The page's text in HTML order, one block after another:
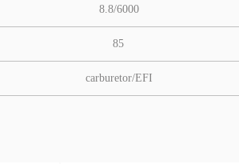
8.8/6000
85
carburetor/EFI